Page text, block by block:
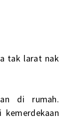
tak larat nak
di rumah.